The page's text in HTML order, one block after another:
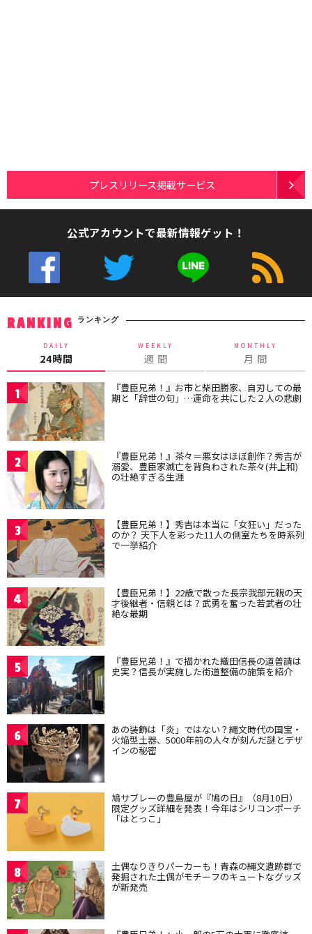
プレスリリース掲載サービス
公式アカウントで最新情報ゲット！
RANKING ランキング
DAILY
24時間
WEEKLY
週 間
MONTHLY
月 間
1 『豊臣兄弟！』お市と柴田勝家、自刃しての最
期と「辞世の句」…運命を共にした２人の悲劇
2 『豊臣兄弟！』茶々＝悪女はほぼ創作？秀吉が
溺愛、豊臣家滅亡を背負わされた茶々(井上和)
の壮絶すぎる生涯
3 【豊臣兄弟！】秀吉は本当に「女狂い」だった
のか？ 天下人を彩った11人の側室たちを時系列
で一挙紹介
4 【豊臣兄弟！】22歳で散った長宗我部元親の天
才後継者・信親とは？武勇を奮った若武者の壮
絶な最期
5 『豊臣兄弟！』で描かれた織田信長の道普請は
史実？信長が実施した街道整備の施策を紹介
6 あの装飾は「炎」ではない？縄文時代の国宝・
火焔型土器、5000年前の人々が刻んだ謎とデザ
インの秘密
7 鳩サブレーの豊島屋が『鳩の日』（8月10日）
限定グッズ詳細を発表！今年はシリコンポーチ
「はとっこ」
8 土偶なりきりパーカーも！青森の縄文遺跡群で
発掘された土偶がモチーフのキュートなグッズ
が新発売